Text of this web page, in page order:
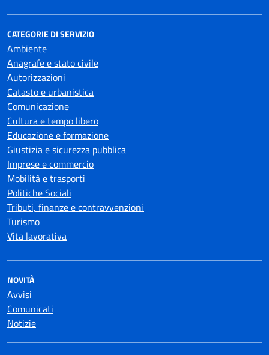
CATEGORIE DI SERVIZIO
Ambiente
Anagrafe e stato civile
Autorizzazioni
Catasto e urbanistica
Comunicazione
Cultura e tempo libero
Educazione e formazione
Giustizia e sicurezza pubblica
Imprese e commercio
Mobilità e trasporti
Politiche Sociali
Tributi, finanze e contravvenzioni
Turismo
Vita lavorativa
NOVITÀ
Avvisi
Comunicati
Notizie